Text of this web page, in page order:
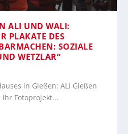
ALI UND WALI:
PLAKATE DES
SOZIALE
WETZLAR“
in Gießen: ALI Gießen
Fotoprojekt...